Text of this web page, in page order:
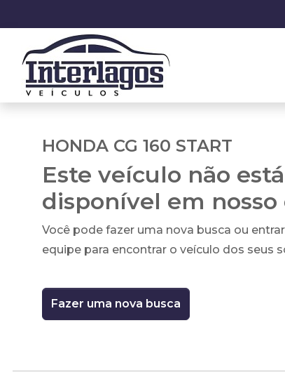
HONDA CG 160 START
Este veículo não
disponível em nosso
Você pode fazer uma nova busca ou
equipe para encontrar o veículo dos seus
Fazer uma nova busca